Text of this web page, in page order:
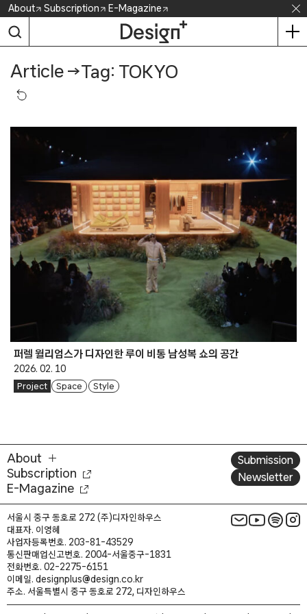
Skip
content
About Subscription E-Magazine
Article →Tag: TOKYO
퍼렐 윌리엄스가 디자인한 루이 비통 남성복 쇼의 공간
2026. 02. 10
Project Space Style
About
Subscription
E-Magazine
Submission
Newsletter
서울시 중구 동호로 272 (주)디자인하우스
대표자. 이영혜
사업자등록번호. 203-81-43529
통신판매업신고번호. 2004-서울중구-1831
전화번호. 02-2275-6151
이메일. designplus@design.co.kr
주소. 서울특별시 중구 동호로 272, 디자인하우스